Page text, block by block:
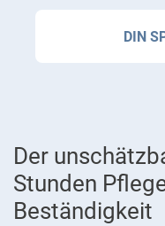
DIN
Der
Stunden
Beständigkeit